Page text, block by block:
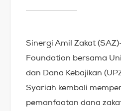
Sinergi Amil Zakat
Foundation bersama
dan Dana Kebajikan
Syariah kembali
pemanfaatan dana